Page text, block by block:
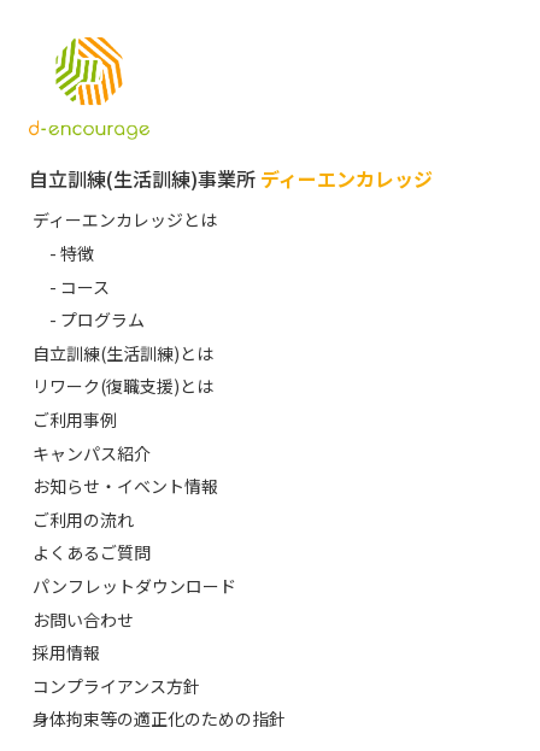
自立訓練(生活訓練)事業所 ディーエンカレッジ
ディーエンカレッジとは
- 特徴
- コース
- プログラム
自立訓練(生活訓練)とは
リワーク(復職支援)とは
ご利用事例
キャンパス紹介
お知らせ・イベント情報
ご利用の流れ
よくあるご質問
パンフレットダウンロード
お問い合わせ
採用情報
コンプライアンス方針
身体拘束等の適正化のための指針